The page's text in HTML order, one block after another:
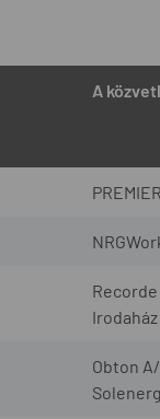
A
Irodaház
Obton